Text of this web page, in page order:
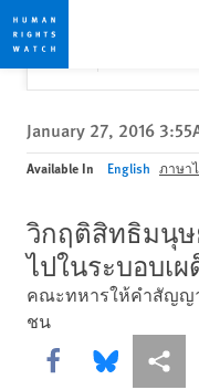
Skip
to
cookie
privacy
notice
Skip
to
main
content
Would you like to
Yes
✕
January 27, 2016
Available In English ภาษา
วิกฤติสิทธิมนุ
ไปในระบอบเ
คณะทหารให้คำสัญญา
ชน
Share this viaShare this via
More